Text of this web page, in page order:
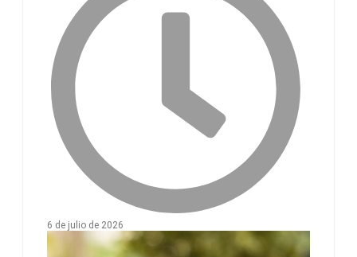
6 de julio de 2026